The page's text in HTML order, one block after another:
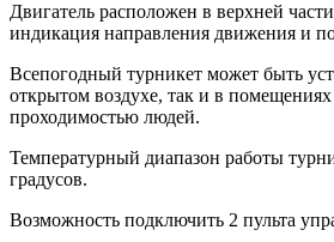
Двигатель расположен в верхней
индикация направления движения и
Всепогодный турникет может быть
открытом воздухе, так и в
проходимостью людей.
Температурный диапазон работы
градусов.
Возможность подключить 2 пульта